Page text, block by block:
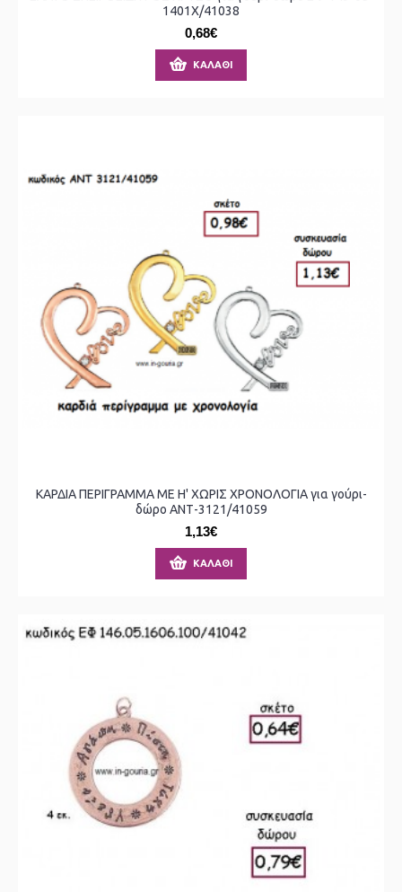
1401Χ/41038
0,68€
ΚΑΛΆΘΙ
ΚΑΡΔΙΑ ΠΕΡΙΓΡΑΜΜΑ ΜΕ Η' ΧΩΡΙΣ ΧΡΟΝΟΛΟΓΙΑ για γούρι-
δώρο ΑΝΤ-3121/41059
1,13€
ΚΑΛΆΘΙ